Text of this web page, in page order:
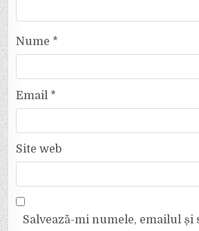
Nume *
Email *
Site web
Salvează-mi numele, emailul și